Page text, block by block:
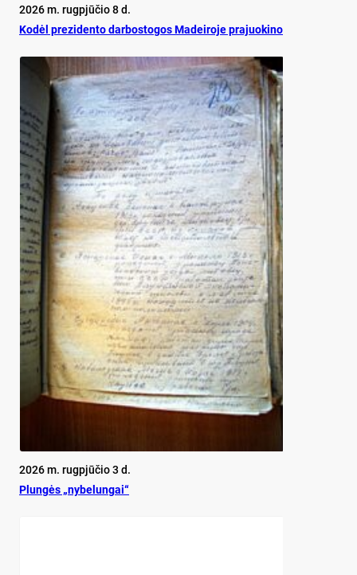
2026 m. rugpjūčio 8 d.
Ko­dėl pre­zi­den­to dar­bos­to­gos Ma­dei­ro­je pra­juo­ki­no
2026 m. rugpjūčio 3 d.
Plun­gės „ny­be­lun­gai“